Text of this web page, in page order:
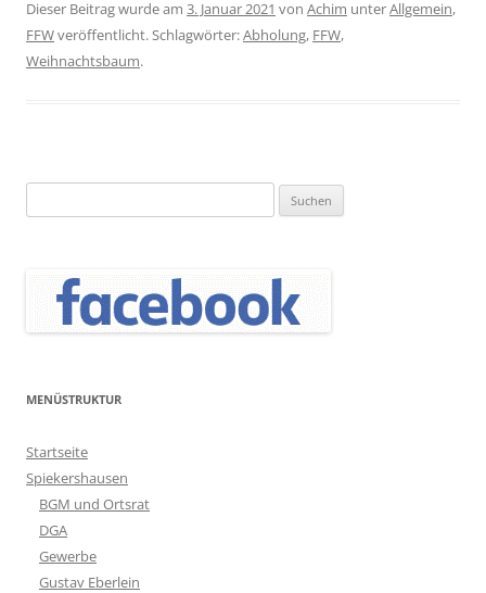
Dieser Beitrag wurde am 3. Januar 2021 von Achim unterAllgemein,
FFWveröffentlicht. Schlagwörter:Abholung, FFW,
Weihnachtsbaum.
nach:
MENÜSTRUKTUR
Startseite
Spiekershausen
BGM und Ortsrat
DGA
Gewerbe
Gustav Eberlein